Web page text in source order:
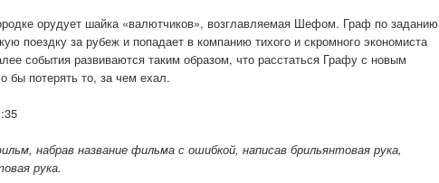
орудует шайка «валютчиков», возглавляемая Шефом. Граф по заданию
поездку за рубеж и попадает в компанию тихого и скромного экономиста
события развиваются таким образом, что расстаться Графу с новым
бы потерять то, за чем ехал.
набрав название фильма с ошибкой, написав брильянтовая рука,
рука.